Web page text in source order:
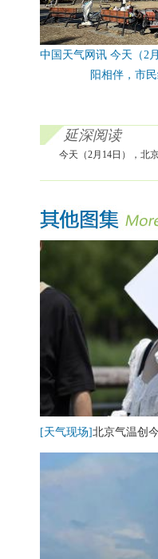
中国天气网讯 今天（2
阳相伴，市
延深阅读
今天（2月14日），北
[天气现场]北京气温创